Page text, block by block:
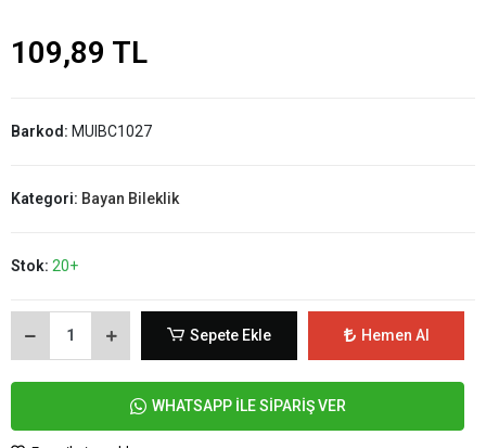
109,89 TL
Barkod: MUIBC1027
Kategori: Bayan Bileklik
Stok: 20+
Sepete Ekle Hemen Al
WHATSAPP İLE SİPARİŞ VER